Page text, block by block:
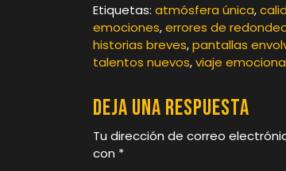
Etiquetas: atmósfera única,
emociones,errores de
historias breves,pantallas
talentos nuevos,viaje
Deja una respuesta
Tu dirección de correo
con *